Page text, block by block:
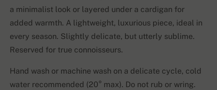
a minimalist look or layered under a cardigan for
added warmth. A lightweight, luxurious piece, ideal in
every season. Slightly delicate, but utterly sublime.
Reserved for true connoisseurs.
Hand wash or machine wash on a delicate cycle, cold
water recommended (20° max). Do not rub or wring.